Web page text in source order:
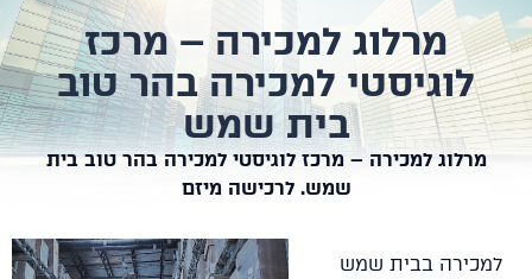
מרלוג למכירה – מרכז
לוגיסטי למכירה בהר טוב
בית שמש
מרלוג למכירה – מרכז לוגיסטי למכירה בהר טוב בית
שמש. לרכישה מיזם
למכירה בבית שמש